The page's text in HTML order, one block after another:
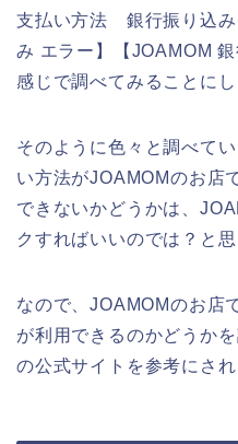
支払い方法 銀行振り込み
み エラー】【JOAMOM
感じで調べてみることにし
そのように色々と調べて
い方法がJOAMOMのお店
できないかどうかは、
クすればいいのでは？と思
なので、JOAMOMのお店
が利用できるのかどうか
の公式サイトを参考にされ